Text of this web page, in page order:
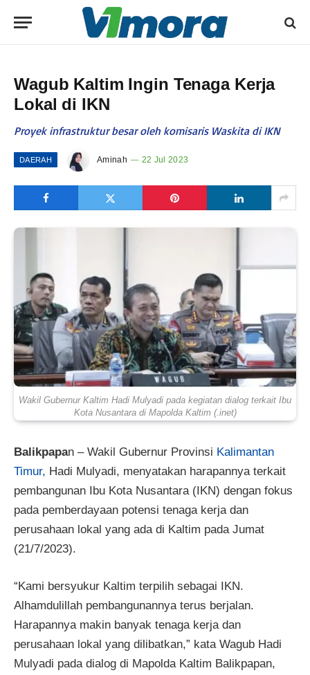
Wagub Kaltim Ingin Tenaga Kerja
Lokal di IKN
Proyek infrastruktur besar oleh komisaris Waskita di IKN
DAERAH Aminah 22 Jul 2023
Wakil Gubernur Kaltim Hadi Mulyadi pada kegiatan dialog terkait Ibu
Kota Nusantara di Mapolda Kaltim (.inet)
Balikpapan – Wakil Gubernur Provinsi Kalimantan
Timur, Hadi Mulyadi, menyatakan harapannya terkait
pembangunan Ibu Kota Nusantara (IKN) dengan fokus
pada pemberdayaan potensi tenaga kerja dan
perusahaan lokal yang ada di Kaltim pada Jumat
(21/7/2023).
“Kami bersyukur Kaltim terpilih sebagai IKN.
Alhamdulillah pembangunannya terus berjalan.
Harapannya makin banyak tenaga kerja dan
perusahaan lokal yang dilibatkan,” kata Wagub Hadi
Mulyadi pada dialog di Mapolda Kaltim Balikpapan,